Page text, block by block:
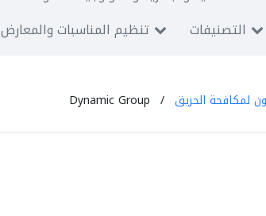
تنظيم المناسبات والمعارض التصنيفات
لمكافحة الحريق Dynamic Group